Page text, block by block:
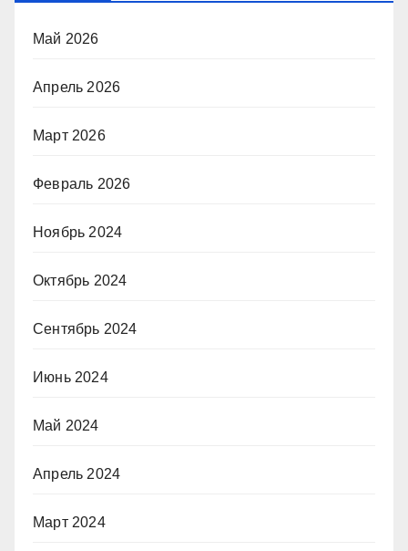
Май 2026
Апрель 2026
Март 2026
Февраль 2026
Ноябрь 2024
Октябрь 2024
Сентябрь 2024
Июнь 2024
Май 2024
Апрель 2024
Март 2024